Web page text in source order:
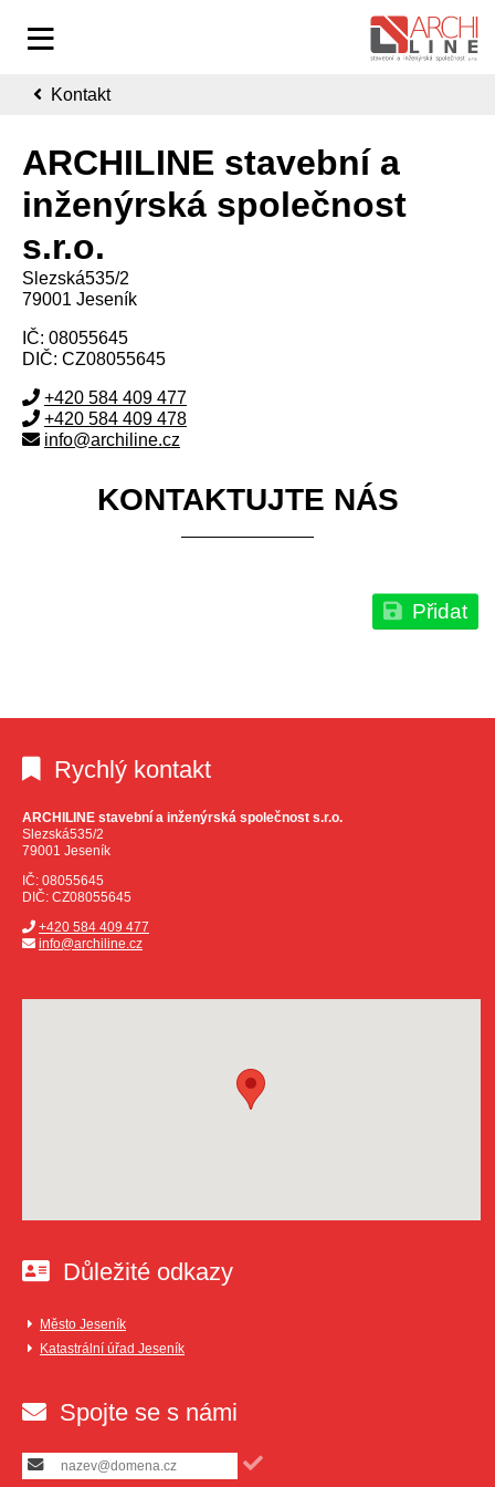
Kontakt
ARCHILINE stavební a
inženýrská společnost
s.r.o.
Slezská535/2
79001 Jeseník
IČ: 08055645
DIČ: CZ08055645
+420 584 409 477
+420 584 409 478
info@archiline.cz
KONTAKTUJTE NÁS
Přidat
Rychlý kontakt
ARCHILINE stavební a inženýrská společnost s.r.o.
Slezská535/2
79001 Jeseník
IČ: 08055645
DIČ: CZ08055645
+420 584 409 477
info@archiline.cz
Důležité odkazy
Město Jeseník
Katastrální úřad Jeseník
Spojte se s námi